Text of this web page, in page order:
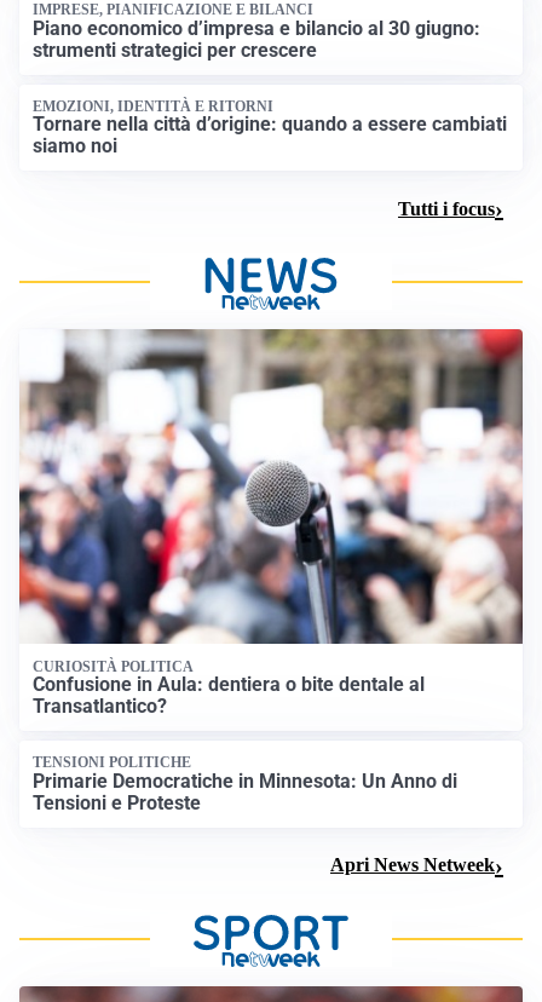
IMPRESE, PIANIFICAZIONE E BILANCI
Piano economico d’impresa e bilancio al 30 giugno:
strumenti strategici per crescere
EMOZIONI, IDENTITÀ E RITORNI
Tornare nella città d’origine: quando a essere cambiati
siamo noi
Tutti i focus
CURIOSITÀ POLITICA
Confusione in Aula: dentiera o bite dentale al
Transatlantico?
TENSIONI POLITICHE
Primarie Democratiche in Minnesota: Un Anno di
Tensioni e Proteste
Apri News Netweek